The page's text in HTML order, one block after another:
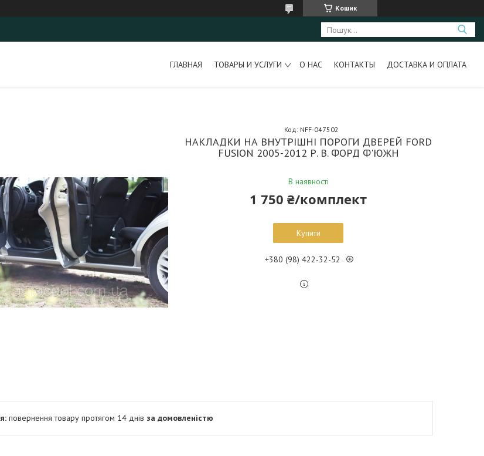
Кошик
ГЛАВНАЯ ТОВАРЫ И УСЛУГИ О НАС КОНТАКТЫ ДОСТАВКА И ОПЛАТА
НАКЛАДКИ НА ВНУТРІШНІ ПОРОГИ ДВЕРЕЙ FORD
FUSION 2005-2012 Р. В. ФОРД Ф'ЮЖН
В наявності
Код: NFF-047502
1 750 ₴/комплект
Купити
+380 (98) 422-32-52
повернення товару протягом 14 днів за домовленістю